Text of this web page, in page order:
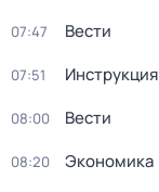
07:47 Вести
07:51 Инструкция
08:00 Вести
08:20 Экономика